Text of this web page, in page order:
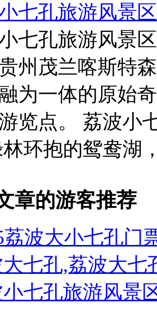
七孔旅游风景
七孔旅游风景
州茂兰喀斯特
为一体的原始
览点。 荔波小
林环抱的鸳鸯湖
章的游客推荐
荔波大小七孔门
七孔,荔波大七
七孔旅游风景